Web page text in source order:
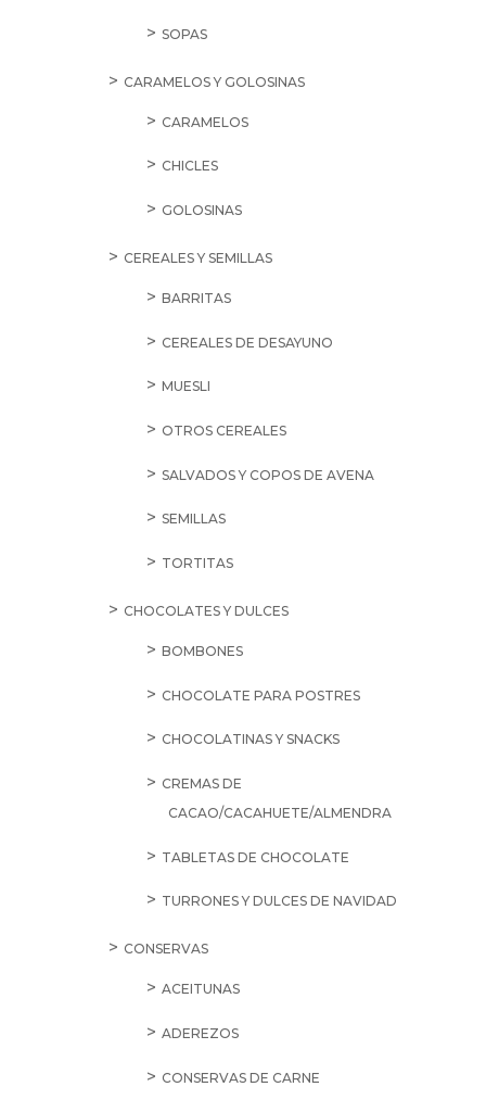
SOPAS
CARAMELOS Y GOLOSINAS
CARAMELOS
CHICLES
GOLOSINAS
CEREALES Y SEMILLAS
BARRITAS
CEREALES DE DESAYUNO
MUESLI
OTROS CEREALES
SALVADOS Y COPOS DE AVENA
SEMILLAS
TORTITAS
CHOCOLATES Y DULCES
BOMBONES
CHOCOLATE PARA POSTRES
CHOCOLATINAS Y SNACKS
CREMAS DE
CACAO/CACAHUETE/ALMENDRA
TABLETAS DE CHOCOLATE
TURRONES Y DULCES DE NAVIDAD
CONSERVAS
ACEITUNAS
ADEREZOS
CONSERVAS DE CARNE